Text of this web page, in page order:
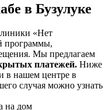
в Бузулуке
«Нет
программы,
Мы предлагаем
платежей. Ниже
в нашем центре в
случая можно узнать
на дом